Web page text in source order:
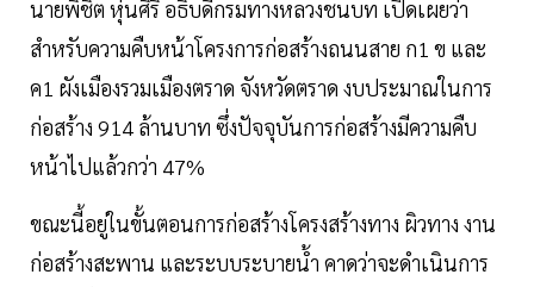
นายพิชิต หุ่นศิริ อธิบดีกรมทางหลวงชนบท เปิดเผยว่า
สำหรับความคืบหน้าโครงการก่อสร้างถนนสาย ก1 ข และ
ค1 ผังเมืองรวมเมืองตราด จังหวัดตราด งบประมาณในการ
ก่อสร้าง 914 ล้านบาท ซึ่งปัจจุบันการก่อสร้างมีความคืบ
หน้าไปแล้วกว่า 47%
ขณะนี้อยู่ในขั้นตอนการก่อสร้างโครงสร้างทาง ผิวทาง งาน
ก่อสร้างสะพาน และระบบระบายน้ำ คาดว่าจะดำเนินการ